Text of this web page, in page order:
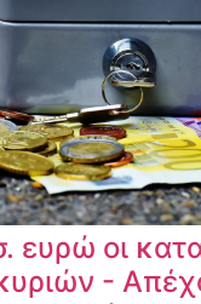
ευρώ οι
-